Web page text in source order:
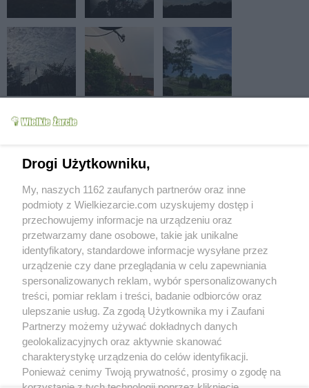
Drogi Użytkowniku,
My, naszych 1162 zaufanych partnerów oraz inne
podmioty z Wielkiezarcie.com uzyskujemy dostęp i
przechowujemy informacje na urządzeniu oraz
przetwarzamy dane osobowe, takie jak unikalne
identyfikatory, standardowe informacje wysyłane przez
urządzenie czy dane przeglądania w celu zapewniania
spersonalizowanych reklam, wybór spersonalizowanych
treści, pomiar reklam i treści, badanie odbiorców oraz
ulepszanie usług. Za zgodą Użytkownika my i Zaufani
Partnerzy możemy używać dokładnych danych
geolokalizacyjnych oraz aktywnie skanować
charakterystykę urządzenia do celów identyfikacji.
Ponieważ cenimy Twoją prywatność, prosimy o zgodę na